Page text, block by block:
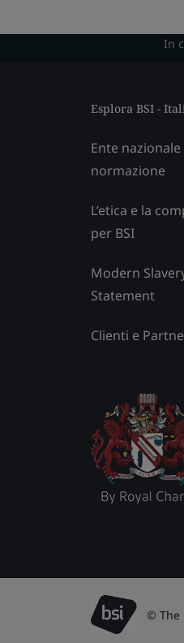
In
Esplora BSI -
Ente nazionale
normazione
L’etica e la
per BSI
Modern
Statement
Clienti e
© The